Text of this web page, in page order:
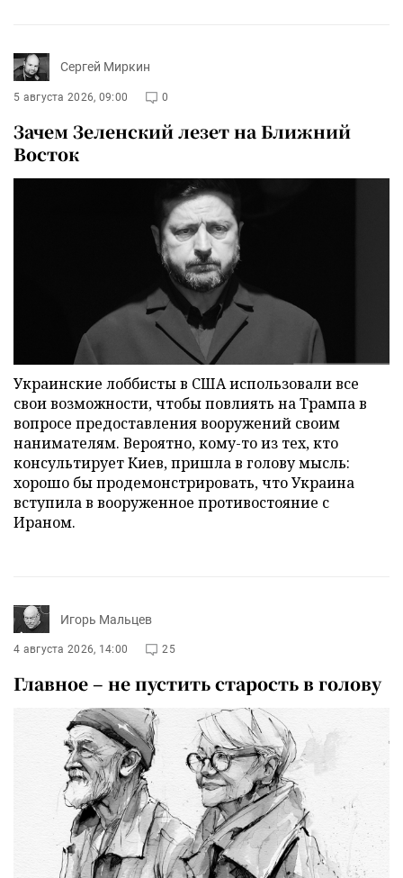
Сергей Миркин
5 августа 2026, 09:00 0
Зачем Зеленский лезет на Ближний
Восток
Украинские лоббисты в США использовали все
свои возможности, чтобы повлиять на Трампа в
вопросе предоставления вооружений своим
нанимателям. Вероятно, кому-то из тех, кто
консультирует Киев, пришла в голову мысль:
хорошо бы продемонстрировать, что Украина
вступила в вооруженное противостояние с
Ираном.
Игорь Мальцев
4 августа 2026, 14:00 25
Главное – не пустить старость в голову